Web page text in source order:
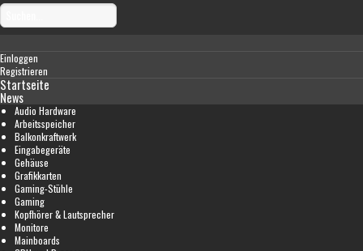
Einloggen
Registrieren
Startseite
News
Audio Hardware
Arbeitsspeicher
Balkonkraftwerk
Eingabegeräte
Gehäuse
Grafikkarten
Gaming-Stühle
Gaming
Kopfhörer & Lautsprecher
Monitore
Mainboards